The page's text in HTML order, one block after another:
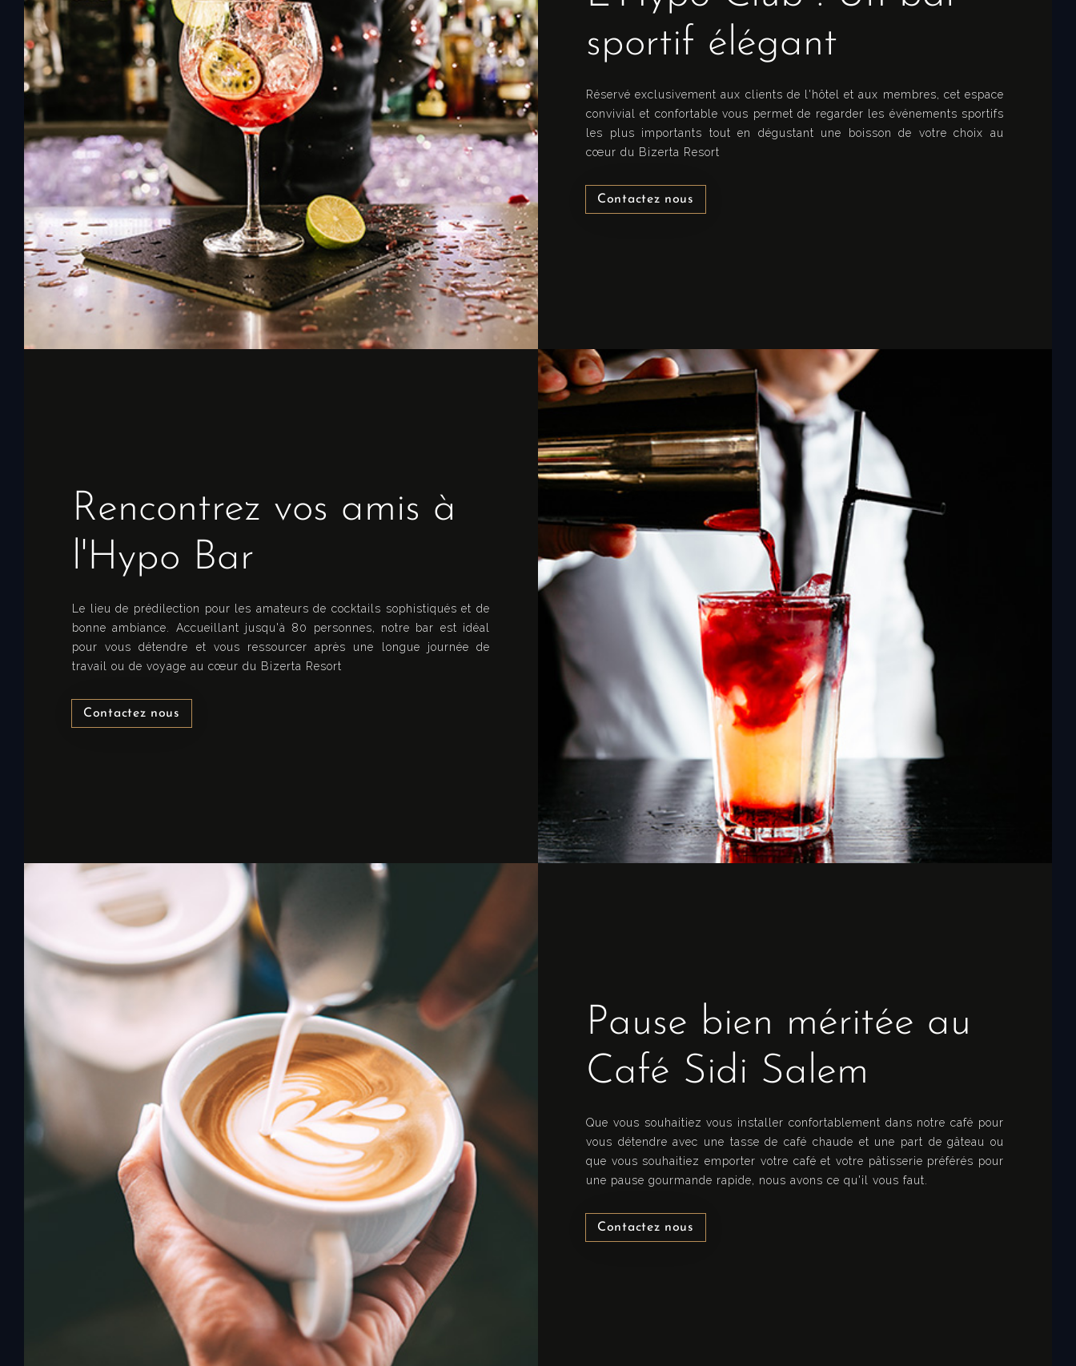
sportif élégant
Réservé exclusivement aux clients de l'hôtel et aux membres, cet espace
convivial et confortable vous permet de regarder les événements sportifs
les plus importants tout en dégustant une boisson de votre choix au
cœur du Bizerta Resort
Contactez nous
Rencontrez vos amis à
l'Hypo Bar
Le lieu de prédilection pour les amateurs de cocktails sophistiqués et de
bonne ambiance. Accueillant jusqu'à 80 personnes, notre bar est idéal
pour vous détendre et vous ressourcer après une longue journée de
travail ou de voyage au cœur du Bizerta Resort
Contactez nous
Pause bien méritée au
Café Sidi Salem
Que vous souhaitiez vous installer confortablement dans notre café pour
vous détendre avec une tasse de café chaude et une part de gâteau ou
que vous souhaitiez emporter votre café et votre pâtisserie préférés pour
une pause gourmande rapide, nous avons ce qu'il vous faut.
Contactez nous
Arrivée
Départ
Adultes
1